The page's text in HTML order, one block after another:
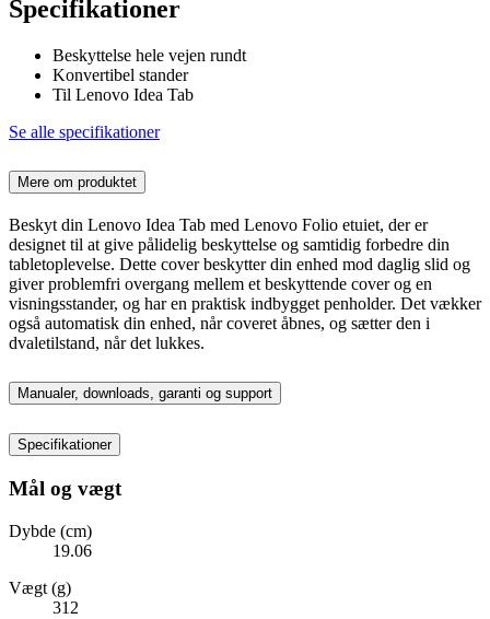
Specifikationer
Beskyttelse hele vejen rundt
Konvertibel stander
Til Lenovo Idea Tab
Se alle specifikationer
Mere om produktet
Beskyt din Lenovo Idea Tab med Lenovo Folio etuiet, der er
designet til at give pålidelig beskyttelse og samtidig forbedre din
tabletoplevelse. Dette cover beskytter din enhed mod daglig slid og
giver problemfri overgang mellem et beskyttende cover og en
visningsstander, og har en praktisk indbygget penholder. Det vækker
også automatisk din enhed, når coveret åbnes, og sætter den i
dvaletilstand, når det lukkes.
Manualer, downloads, garanti og support
Specifikationer
Mål og vægt
Dybde (cm)
19.06
Vægt (g)
312